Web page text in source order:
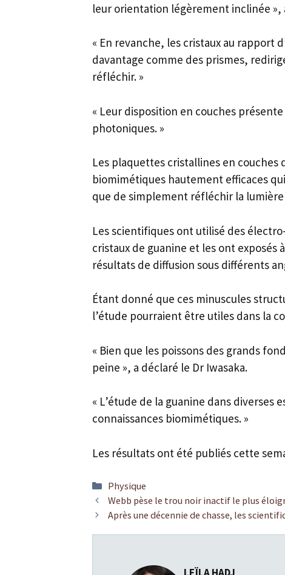
leur orientation légèrement inclinée »,
« En revanche, les cristaux au rapport
davantage comme des prismes,
réfléchir. »
« Leur disposition en couches
photoniques. »
Les plaquettes cristallines en
biomimétiques hautement efficaces
que de simplement réfléchir la lumière
Les scientifiques ont utilisé des
cristaux de guanine et les ont
résultats de diffusion sous différents
Étant donné que ces minuscules
l’étude pourraient être utiles dans la
« Bien que les poissons des grands
peine », a déclaré le Dr Iwasaka.
« L’étude de la guanine dans diverses
connaissances biomimétiques. »
Les résultats ont été publiés cette
Catégories
Physique
Webb pèse le trou noir inactif le plus
Après une décennie de chasse, les